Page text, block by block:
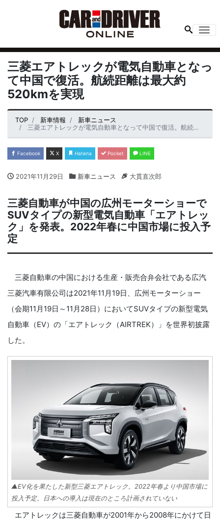
三菱エアトレックが電気自動車となっ
て中国で復活。航続距離は最大約
520kmを実現
TOP 新車情報
新車ニュース
三菱エアトレックが電気自動車となって中国で復活。航続距離は最大約520kmを実現
Facebook X Hatena Pocket LINE
2021年11月29日 新車ニュース 大貫直次郎
三菱自動車が中国の広州モーターショーで
SUVタイプの新型電気自動車「エアトレッ
ク」を発表。2022年春に中国市場に投入予
定
三菱自動車の中国における生産・販売合弁会社である広汽
三菱汽車有限公司は2021年11月19日、広州モーターショー
（会期11月19日～11月28日）においてSUVタイプの新型電気
自動車（EV）の「エアトレック（AIRTREK）」を世界初披露
した。
▲EV化を果たした新型三菱エアトレック。2022年春より中国市場に
投入予定。日本への導入は現在のところ計画されていない
エアトレックは三菱自動車が2001年から2008年にかけて日